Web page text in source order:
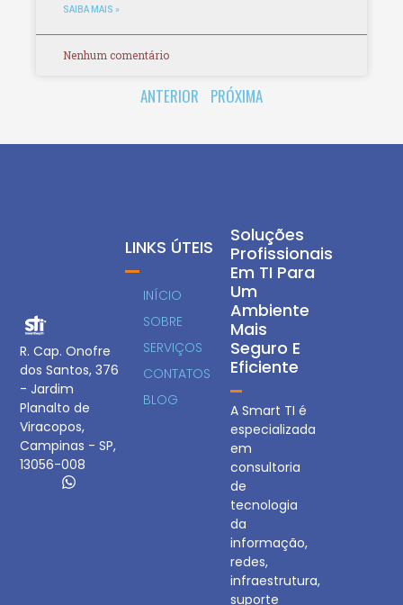
SAIBA MAIS »
Nenhum comentário
ANTERIOR PRÓXIMA
R. Cap. Onofre
dos Santos, 376
- Jardim
Planalto de
Viracopos,
Campinas - SP,
13056-008
Soluções
Profissionais
Em TI Para
Um
Ambiente
Mais
Seguro E
Eficiente
A Smart TI é
especializada
em
consultoria
de
tecnologia
da
informação,
redes,
infraestrutura,
suporte
LINKS ÚTEIS
INÍCIO
SOBRE
SERVIÇOS
CONTATOS
BLOG